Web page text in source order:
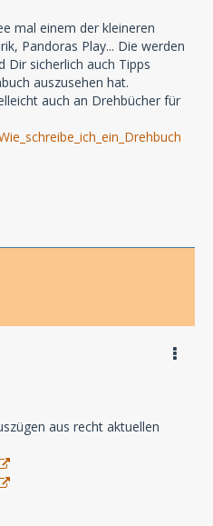
mal einem der kleineren
Pandoras Play... Die werden
Dir sicherlich auch Tipps
auszusehen hat.
auch an Drehbücher für
aus recht aktuellen